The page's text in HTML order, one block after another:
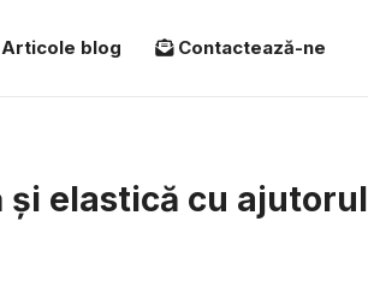
Articole blog Contactează-ne
și elastică cu ajutorul